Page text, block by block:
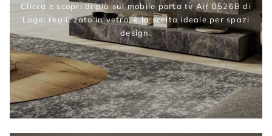
Clicca e scopri di più sul mobile porta tv Air 0526B di
Lago: realizzato in vetro, è la scelta ideale per spazi
design.